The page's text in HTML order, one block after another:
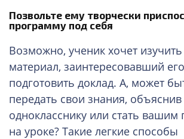
Позвольте ему творчески
программу под себя
Возможно, ученик хочет изучить
материал, заинтересовавший
подготовить доклад. А, может
передать свои знания,
однокласснику или стать
на уроке? Такие легкие способы